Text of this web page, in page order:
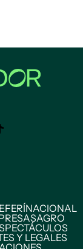
NACIONAL
AGRO
Y LEGALES